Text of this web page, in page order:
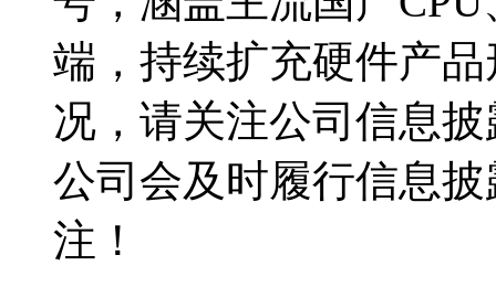
端，持续扩充硬件产
况，请关注公司信息
公司会及时履行信息
注！